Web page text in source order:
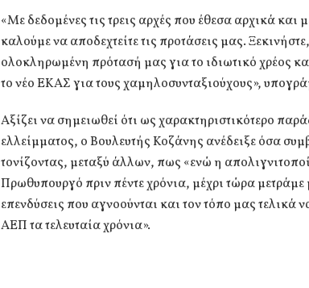
«Με δεδομένες τις τρεις αρχές που έθεσα αρχικά και
καλούμε να αποδεχτείτε τις προτάσεις μας.
ολοκληρωμένη πρότασή μας για το ιδιωτικό χρέος
το νέο ΕΚΑΣ για τους χαμηλοσυνταξιούχους»,
Αξίζει να σημειωθεί ότι ως χαρακτηριστικότερο
ελλείμματος, ο Βουλευτής Κοζάνης ανέδειξε όσα
τονίζοντας, μεταξύ άλλων, πως «ενώ η
Πρωθυπουργό πριν πέντε χρόνια, μέχρι τώρα
επενδύσεις που αγνοούνται και τον τόπο μας τελικά
ΑΕΠ τα τελευταία χρόνια».